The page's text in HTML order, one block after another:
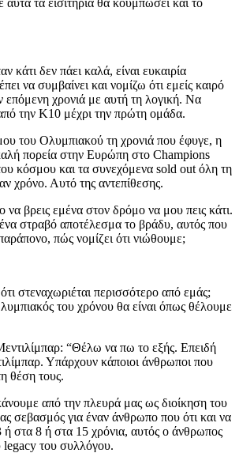
κάτι δεν πάει καλά, είναι ευκαιρία
να συμβαίνει και νομίζω ότι εμείς καιρό
χρονιά με αυτή τη λογική. Να
την Κ10 μέχρι την πρώτη ομάδα.
του Ολυμπιακού τη χρονιά που έφυγε, η
πορεία στην Ευρώπη στο Champions
κόσμου και τα συνεχόμενα sold out όλη τη
χρόνο. Αυτό της αντεπίθεσης.
να βρεις εμένα στον δρόμο να μου πεις κάτι.
στραβό αποτέλεσμα το βράδυ, αυτός που
πώς νομίζει ότι νιώθουμε;
ότι στεναχωριέται περισσότερο από εμάς;
του χρόνου θα είναι όπως θέλουμε
“Θέλω να πω το εξής. Επειδή
Υπάρχουν κάποιοι άνθρωποι που
θέση τους.
από την πλευρά μας ως διοίκηση του
σεβασμός για έναν άνθρωπο που ότι και να
3 ή στα 8 ή στα 15 χρόνια, αυτός ο άνθρωπος
legacy του συλλόγου.